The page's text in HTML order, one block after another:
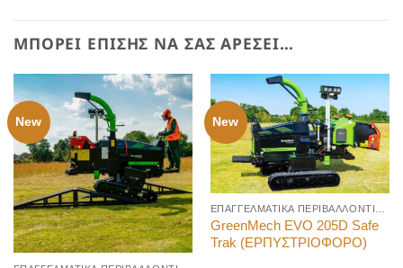
ΜΠΟΡΕΊ ΕΠΊΣΗΣ ΝΑ ΣΑΣ ΑΡΈΣΕΙ…
New New
GreenMech EVO 205D Safe
Trak (ΕΡΠΥΣΤΡΙΟΦΟΡΟ)